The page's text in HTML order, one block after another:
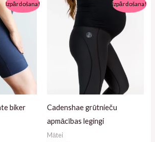
Izpārdošana!
biker
Izpārdošana!
Cadenshae grūtnieču
apmācības legingi
Mātei